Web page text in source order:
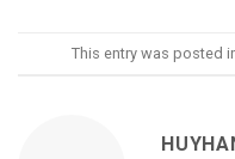
This entry was posted